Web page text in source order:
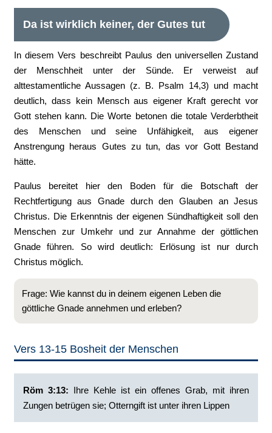
Da ist wirklich keiner, der Gutes tut
In diesem Vers beschreibt Paulus den universellen Zustand
der Menschheit unter der Sünde. Er verweist auf
alttestamentliche Aussagen (z. B. Psalm 14,3) und macht
deutlich, dass kein Mensch aus eigener Kraft gerecht vor
Gott stehen kann. Die Worte betonen die totale Verderbtheit
des Menschen und seine Unfähigkeit, aus eigener
Anstrengung heraus Gutes zu tun, das vor Gott Bestand
hätte.
Paulus bereitet hier den Boden für die Botschaft der
Rechtfertigung aus Gnade durch den Glauben an Jesus
Christus. Die Erkenntnis der eigenen Sündhaftigkeit soll den
Menschen zur Umkehr und zur Annahme der göttlichen
Gnade führen. So wird deutlich: Erlösung ist nur durch
Christus möglich.
Frage: Wie kannst du in deinem eigenen Leben die
göttliche Gnade annehmen und erleben?
Vers 13-15 Bosheit der Menschen
Röm 3:13: Ihre Kehle ist ein offenes Grab, mit ihren
Zungen betrügen sie; Otterngift ist unter ihren Lippen